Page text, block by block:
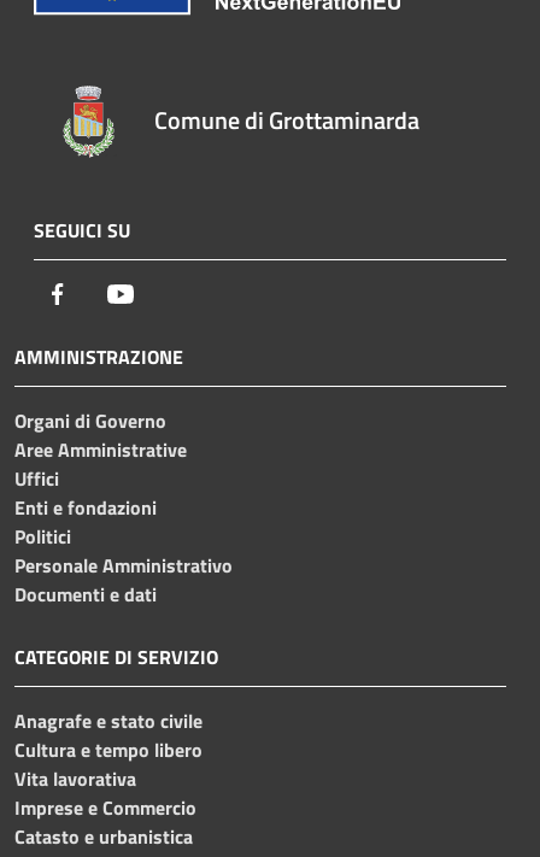
Comune di Grottaminarda
SEGUICI SU
Facebook
AMMINISTRAZIONE
Organi di Governo
Aree Amministrative
Uffici
Enti e fondazioni
Politici
Personale Amministrativo
Documenti e dati
CATEGORIE DI SERVIZIO
Anagrafe e stato civile
Cultura e tempo libero
Vita lavorativa
Imprese e Commercio
Catasto e urbanistica